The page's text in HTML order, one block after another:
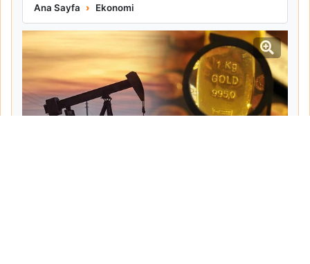
Ana Sayfa Ekonomi
Orta Doğu Gerilimi Petrolü Yükseltti Altını Düşürdü